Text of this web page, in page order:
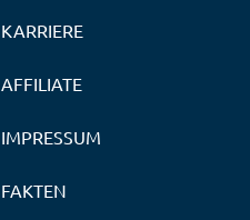
KARRIERE
AFFILIATE
IMPRESSUM
FAKTEN